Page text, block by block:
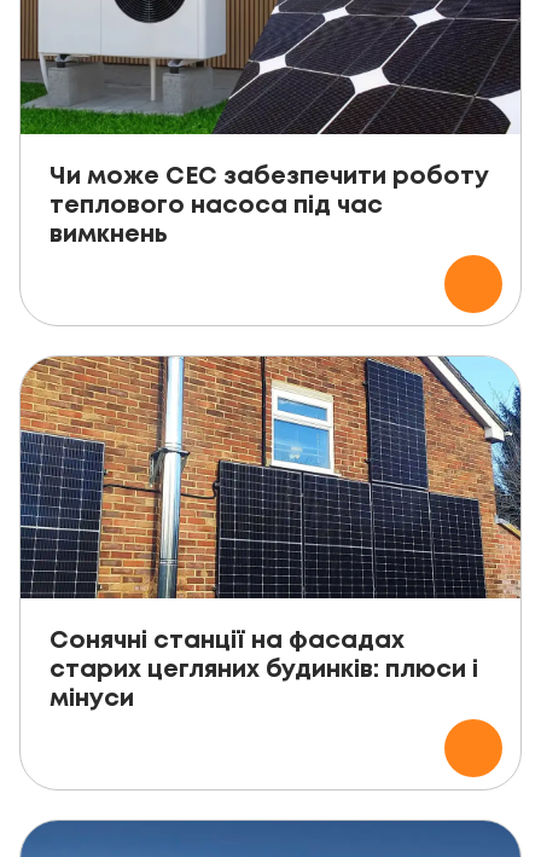
Чи може СЕС забезпечити роботу
теплового насоса під час
вимкнень
Сонячні станції на фасадах
старих цегляних будинків: плюси і
мінуси